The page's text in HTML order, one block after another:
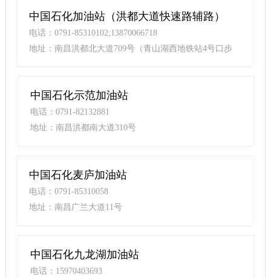
中国石化加油站（洪都大道快速路辅路）
电话：0791-85310102;13870066718
地址：南昌洪都北大道709号（青山湖西地铁站4号口步
中国石化示范加油站
电话：0791-82132881
地址：南昌洪都南大道310号
中国石化麦庐加油站
电话：0791-85310058
地址：南昌广兰大道11号
中国石化九龙湖加油站
电话：15970403693